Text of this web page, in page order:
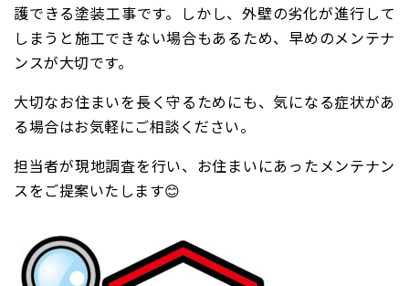
護できる塗装工事です。しかし、外壁の劣化が進行して
しまうと施工できない場合もあるため、早めのメンテナ
ンスが大切です。
大切なお住まいを長く守るためにも、気になる症状があ
る場合はお気軽にご相談ください。
担当者が現地調査を行い、お住まいにあったメンテナン
スをご提案いたします😊